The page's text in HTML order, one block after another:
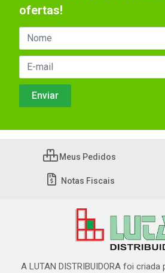
ofertas!
Meus Pedidos
Notas Fiscais
A LUTAN DISTRIBUIDORA foi